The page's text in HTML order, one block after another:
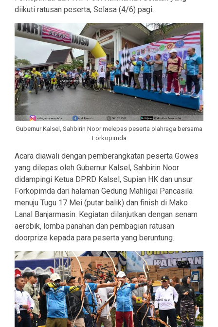
diikuti ratusan peserta, Selasa (4/6) pagi.
Gubernur Kalsel, Sahbirin Noor melepas peserta olahraga bersama
Forkopimda
Acara diawali dengan pemberangkatan peserta Gowes
yang dilepas oleh Gubernur Kalsel, Sahbirin Noor
didampingi Ketua DPRD Kalsel, Supian HK dan unsur
Forkopimda dari halaman Gedung Mahligai Pancasila
menuju Tugu 17 Mei (putar balik) dan finish di Mako
Lanal Banjarmasin. Kegiatan dilanjutkan dengan senam
aerobik, lomba panahan dan pembagian ratusan
doorprize kepada para peserta yang beruntung.